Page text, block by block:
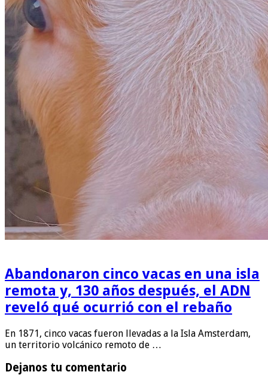
Abandonaron cinco vacas en una isla
remota y, 130 años después, el ADN
reveló qué ocurrió con el rebaño
En 1871, cinco vacas fueron llevadas a la Isla Amsterdam,
un territorio volcánico remoto de …
Dejanos tu comentario